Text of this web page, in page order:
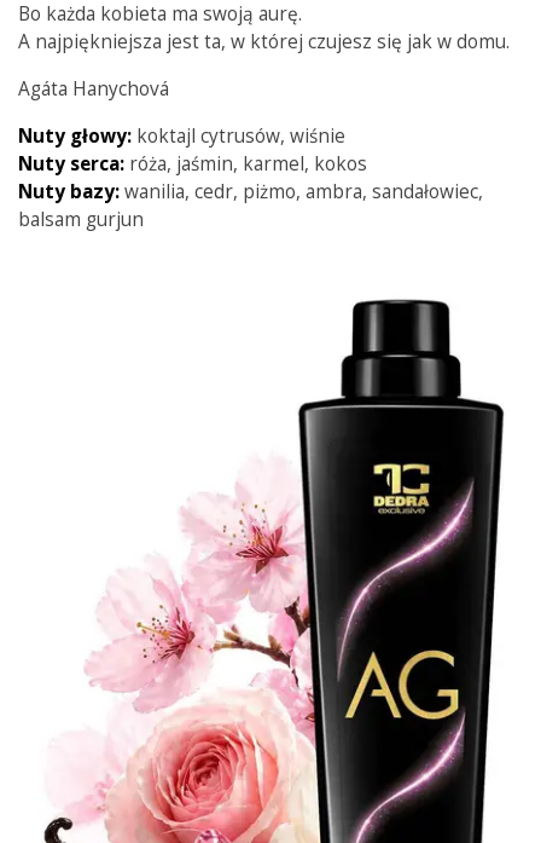
Bo każda kobieta ma swoją aurę.
A najpiękniejsza jest ta, w której czujesz się jak w domu.
Agáta Hanychová
Nuty głowy: koktajl cytrusów, wiśnie
Nuty serca: róża, jaśmin, karmel, kokos
Nuty bazy:wanilia, cedr, piżmo, ambra, sandałowiec,
balsam gurjun